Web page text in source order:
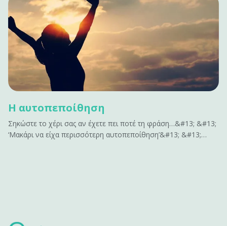
ανθρώπους αμυντικούς. Αν έχεις να&hellip;
Η αυτοπεποίθηση
Σηκώστε το χέρι σας αν έχετε πει ποτέ τη φράση…&#13; &#13;
‘Μακάρι να είχα περισσότερη αυτοπεποίθηση’&#13; &#13;